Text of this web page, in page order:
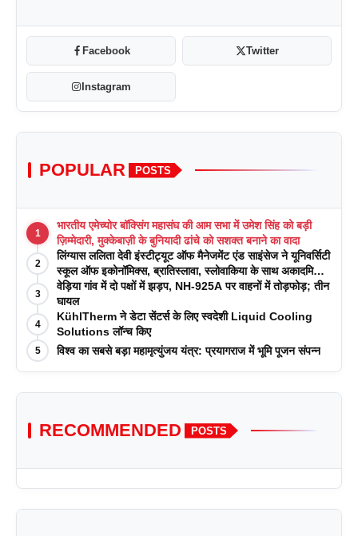
Facebook Twitter
Instagram
POPULAR POSTS
1
भारतीय एमेच्योर बॉक्सिंग महासंघ की आम सभा में उमेश सिंह को बड़ी
ज़िम्मेदारी, मुक्केबाज़ी के बुनियादी ढांचे को सशक्त बनाने का वादा
2
लिंग्यास ललिता देवी इंस्टीट्यूट ऑफ मैनेजमेंट एंड साइंसेज ने यूनिवर्सिटी
स्कूल ऑफ इकोनॉमिक्स, ब्रातिस्लावा, स्लोवाकिया के साथ अकादमिक
पत्रिकाओं में प्रकाशन रणनीतियों पर एक दिवसीय कार्यशाला का
आयोजन किया
3
वेड़िया गांव में दो पक्षों में झड़प, NH-925A पर वाहनों में तोड़फोड़; तीन
घायल
4
KühlTherm ने डेटा सेंटर्स के लिए स्वदेशी Liquid Cooling
Solutions लॉन्च किए
5 विश्व का सबसे बड़ा महामृत्युंजय यंत्र: प्रयागराज में भूमि पूजन संपन्न
RECOMMENDED POSTS